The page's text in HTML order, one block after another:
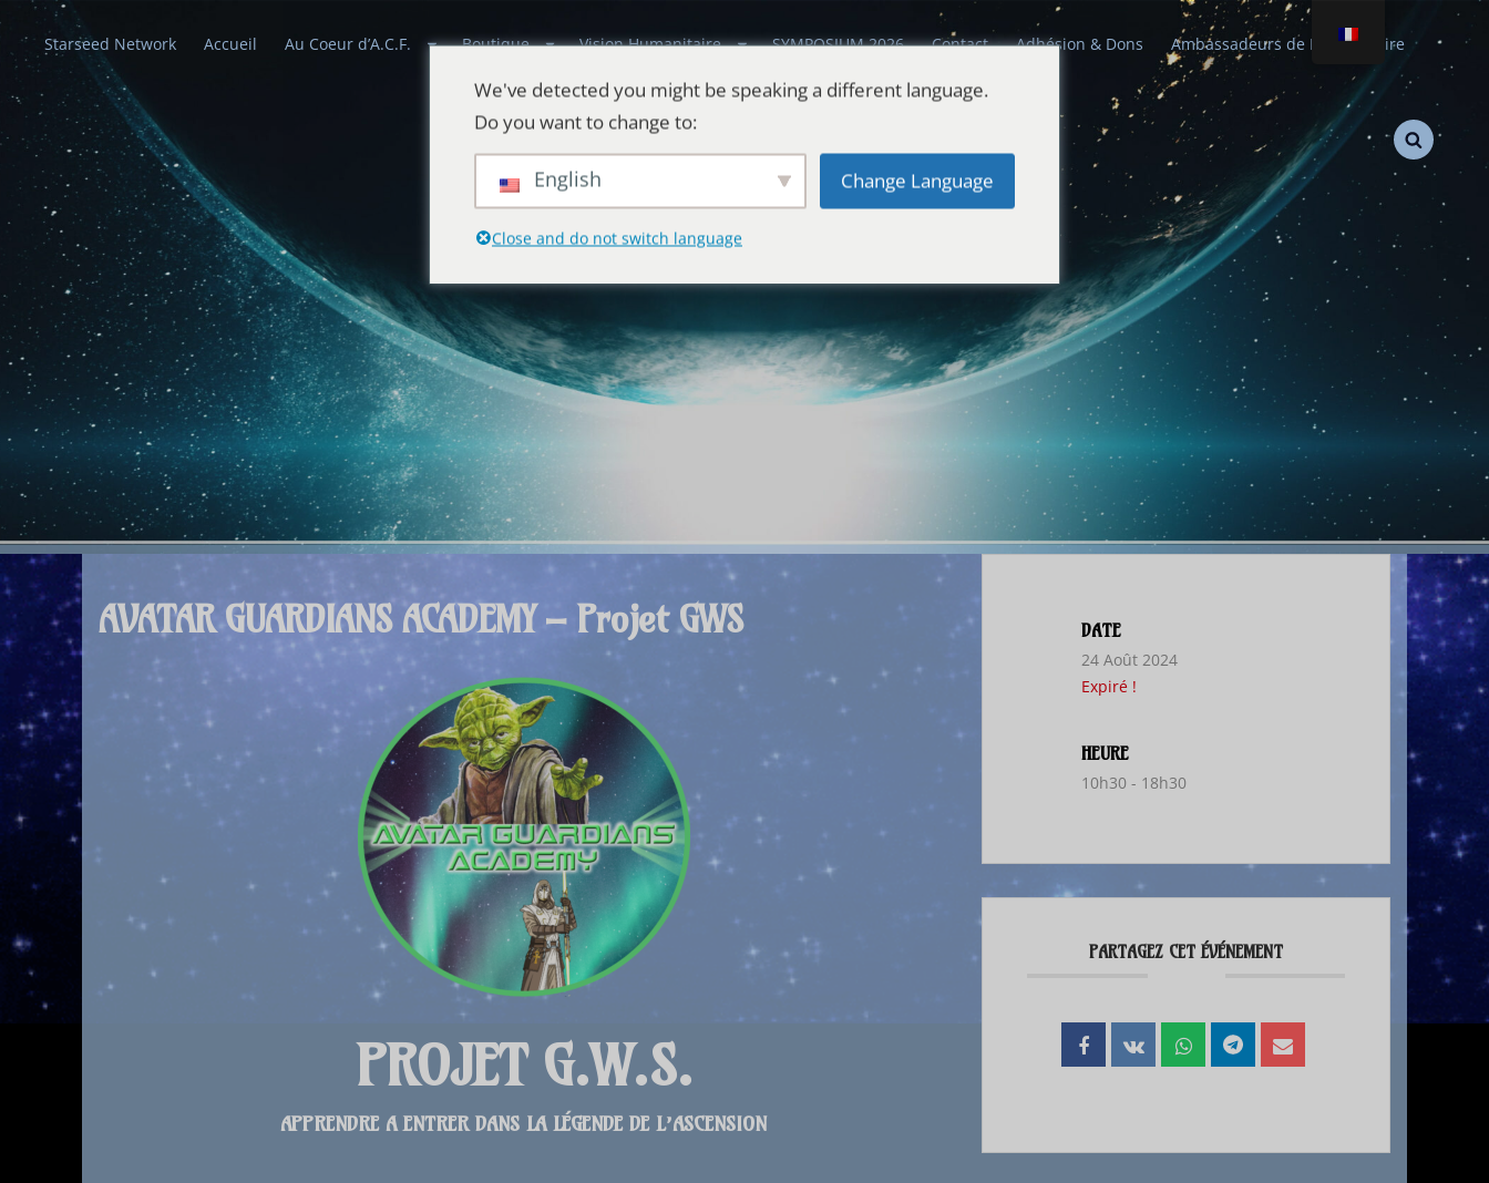
Starseed Network Accueil Au Coeur d’A.C.F. Boutique Vision Humanitaire SYMPOSIUM 2026 Contact Adhésion & Dons Ambassadeurs de Paix Stellaire
Alliances Célestes
Que la paix prévale sur la Terre et dans l'Univers
AVATAR GUARDIANS ACADEMY – Projet GWS
PROJET G.W.S.
APPRENDRE A ENTRER DANS LA LÉGENDE DE L’ASCENSION
DATE
24 Août 2024
Expiré !
HEURE
10h30 - 18h30
PARTAGEZ CET ÉVÉNEMENT
We've detected you might be speaking a different language.
Do you want to change to:
English Change Language
Close and do not switch language